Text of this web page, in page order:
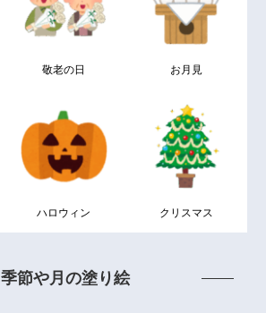
敬老の日 お月見
ハロウィン クリスマス
季節や月の塗り絵